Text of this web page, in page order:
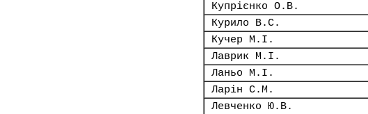
Купрієнко О.В.
Курило В.С.
Кучер М.І.
Лаврик М.І.
Ланьо М.І.
Ларін С.М.
Левченко Ю.В.